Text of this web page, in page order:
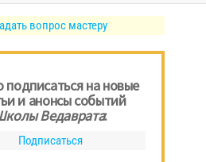
вопрос мастеру
на новые
и анонсы событий
Ведаврата:
Подписаться